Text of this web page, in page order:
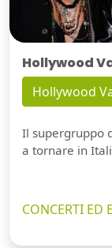
Hollywood
Hollywood
Il supergruppo
a tornare in
CONCERTI ED